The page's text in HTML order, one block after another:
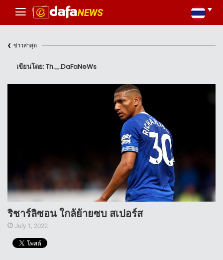
‹ ข่าวล่าสุด
เขียนโดย: Th._.DaFaNeWs
ริชาร์ลิซอน ใกล้ย้ายซบ สเปอร์ส
July 1, 2022